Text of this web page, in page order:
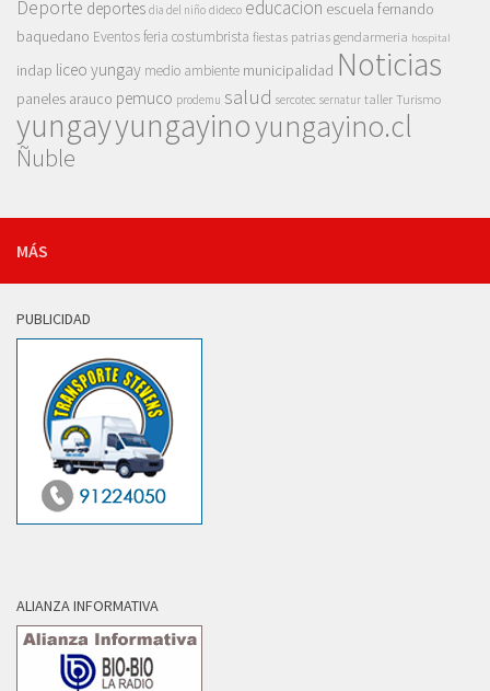
Deporte deportes dia del niño dideco educacion escuela fernando
baquedano Eventosferia costumbrista fiestas patrias gendarmeria hospital
indap liceo yungay medio ambiente municipalidad Noticias
paneles arauco pemuco prodemu salud sercotec sernatur taller Turismo
yungayyungayinoyungayino.cl
Ñuble
MÁS
PUBLICIDAD
ALIANZA INFORMATIVA